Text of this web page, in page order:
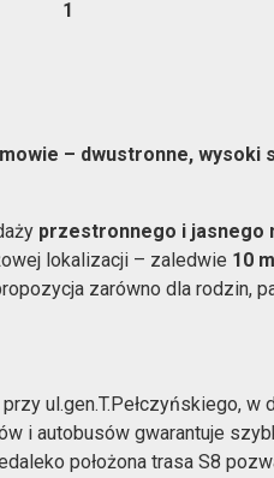
1
– dwustronne, wysoki
przestronnego i jasnego
lokalizacji – zaledwie 10
zarówno dla rodzin,
ul.gen.T.Pełczyńskiego, w
i autobusów gwarantuje
położona trasa S8